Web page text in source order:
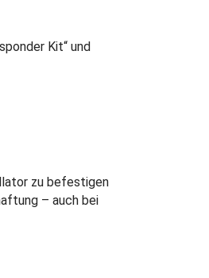
Kit“ und
zu befestigen
– auch bei